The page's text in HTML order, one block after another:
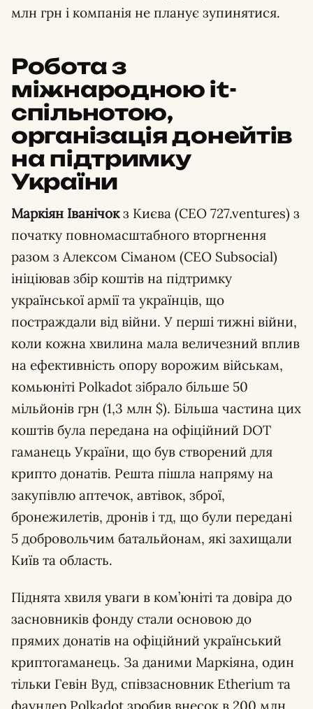
млн грн і компанія не планує зупинятися.
Робота з
міжнародною it-
спільнотою,
організація донейтів
на підтримку
України
Маркіян Іванічокз Києва (CEO 727.ventures) з
початку повномасштабного вторгнення
разом з Алексом Сіманом (CEO Subsocial)
ініціював збір коштів на підтримку
української армії та українців, що
постраждали від війни. У перші тижні війни,
коли кожна хвилина мала величезний вплив
на ефективність опору ворожим військам,
комьюніті Polkadot зібрало більше 50
мільйонів грн (1,3 млн $). Більша частина цих
коштів була передана на офіційний DOT
гаманець України, що був створений для
крипто донатів. Решта пішла напряму на
закупівлю аптечок, автівок, зброї,
бронежилетів, дронів і тд, що були передані
5 добровольчим батальйонам, які захищали
Київ та область.
Піднята хвиля уваги в ком’юніті та довіра до
засновників фонду стали основою до
прямих донатів на офіційний український
криптогаманець. За даними Маркіяна, один
тільки Гевін Вуд, співзасновник Etherium та
фаундер Polkadot зробив внесок в 200 млн